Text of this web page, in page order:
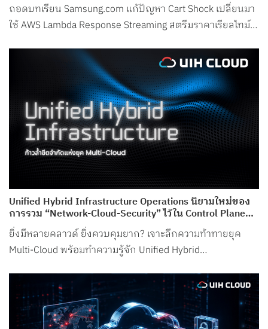
ถอดบทเรียน Samsung.com แก้ปัญหา Cart Shock เปลี่ยนมา
ใช้ AWS Lambda Response Streaming สตรีมราคาเรียลไทม์
Unified Hybrid Infrastructure Operations นิยามใหม่ของ
การรวม “Network-Cloud-Security” ไว้ใน Control Plane
เดียว จาก UIH Cloud
ยิ่งมีหลายคลาวด์ ยิ่งควบคุมยาก? เจาะลึกความท้าทายยุค
Multi-Cloud พร้อมทำความรู้จัก Unified Hybrid